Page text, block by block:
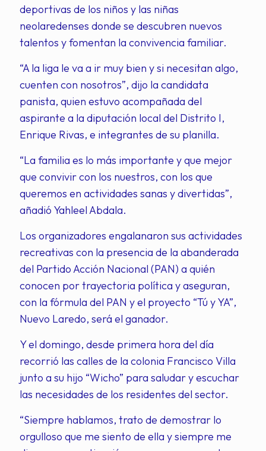
deportivas de los niños y las niñas
neolaredenses donde se descubren nuevos
talentos y fomentan la convivencia familiar.
“A la liga le va a ir muy bien y si necesitan algo,
cuenten con nosotros”, dijo la candidata
panista, quien estuvo acompañada del
aspirante a la diputación local del Distrito I,
Enrique Rivas, e integrantes de su planilla.
“La familia es lo más importante y que mejor
que convivir con los nuestros, con los que
queremos en actividades sanas y divertidas”,
añadió Yahleel Abdala.
Los organizadores engalanaron sus actividades
recreativas con la presencia de la abanderada
del Partido Acción Nacional (PAN) a quién
conocen por trayectoria política y aseguran,
con la fórmula del PAN y el proyecto “Tú y YA”,
Nuevo Laredo, será el ganador.
Y el domingo, desde primera hora del día
recorrió las calles de la colonia Francisco Villa
junto a su hijo “Wicho” para saludar y escuchar
las necesidades de los residentes del sector.
“Siempre hablamos, trato de demostrar lo
orgulloso que me siento de ella y siempre me